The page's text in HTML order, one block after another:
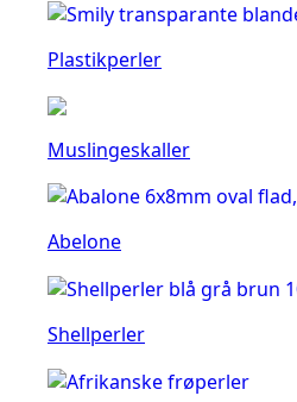
Plastikperler
Muslingeskaller
Abelone
Shellperler